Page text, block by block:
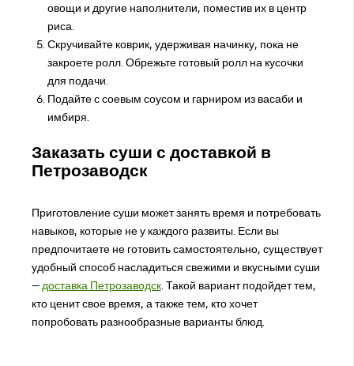
овощи и другие наполнители, поместив их в центр
риса.
Скручивайте коврик, удерживая начинку, пока не
закроете ролл. Обрежьте готовый ролл на кусочки
для подачи.
Подайте с соевым соусом и гарниром из васаби и
имбиря.
Заказать суши с доставкой в
Петрозаводск
Приготовление суши может занять время и потребовать
навыков, которые не у каждого развиты. Если вы
предпочитаете не готовить самостоятельно, существует
удобный способ насладиться свежими и вкусными суши
— доставка Петрозаводск. Такой вариант подойдет тем,
кто ценит свое время, а также тем, кто хочет
попробовать разнообразные варианты блюд.